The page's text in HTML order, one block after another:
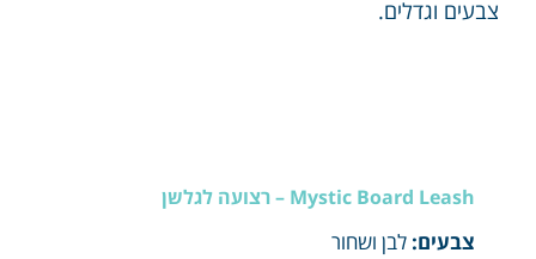
צבעים וגדלים.
Mystic Board Leash – רצועה לגלשן
צבעים: לבן ושחור